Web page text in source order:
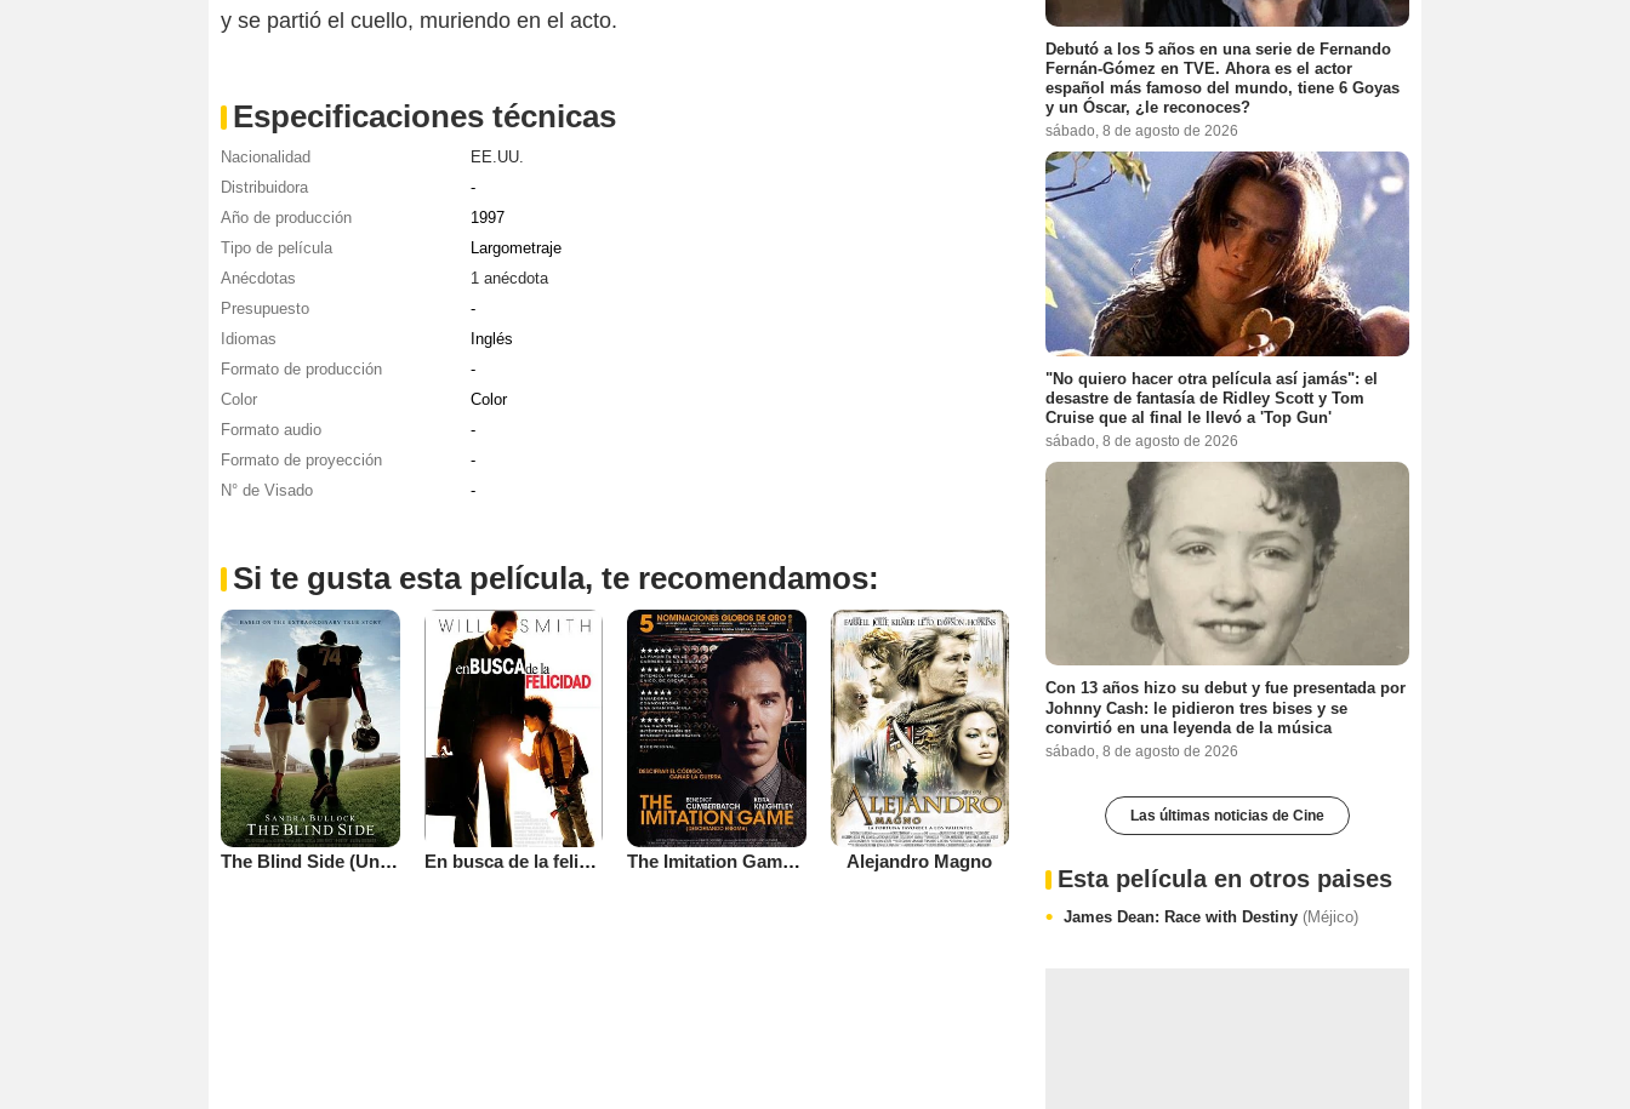
y se partió el cuello, muriendo en el acto.
Especificaciones técnicas
Nacionalidad
EE.UU.
Distribuidora
-
Año de producción
1997
Tipo de película
Largometraje
Anécdotas
1 anécdota
Presupuesto
-
Idiomas
Inglés
Formato de producción
-
Color
Color
Formato audio
-
Formato de proyección
-
N° de Visado
-
Si te gusta esta película, te recomendamos:
The Blind Side (Un sueño posible) En busca de la felicidad The Imitation Game (Descifrando Enigma) Alejandro Magno
Debutó a los 5 años en una serie de Fernando
Fernán-Gómez en TVE. Ahora es el actor
español más famoso del mundo, tiene 6 Goyas
y un Óscar, ¿le reconoces?
sábado, 8 de agosto de 2026
"No quiero hacer otra película así jamás": el
desastre de fantasía de Ridley Scott y Tom
Cruise que al final le llevó a 'Top Gun'
sábado, 8 de agosto de 2026
Con 13 años hizo su debut y fue presentada por
Johnny Cash: le pidieron tres bises y se
convirtió en una leyenda de la música
sábado, 8 de agosto de 2026
Las últimas noticias de Cine
Esta película en otros paises
James Dean: Race with Destiny (Méjico)